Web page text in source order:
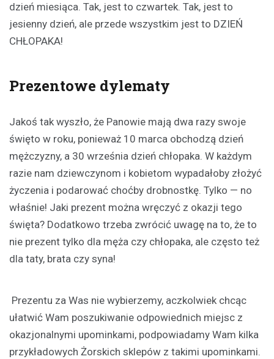
dzień miesiąca. Tak, jest to czwartek. Tak, jest to
jesienny dzień, ale przede wszystkim jest to DZIEŃ
CHŁOPAKA!
Prezentowe dylematy
Jakoś tak wyszło, że Panowie mają dwa razy swoje
święto w roku, ponieważ 10 marca obchodzą dzień
mężczyzny, a 30 września dzień chłopaka. W każdym
razie nam dziewczynom i kobietom wypadałoby złożyć
życzenia i podarować choćby drobnostkę. Tylko — no
właśnie! Jaki prezent można wręczyć z okazji tego
święta? Dodatkowo trzeba zwrócić uwagę na to, że to
nie prezent tylko dla męża czy chłopaka, ale często też
dla taty, brata czy syna!
Prezentu za Was nie wybierzemy, aczkolwiek chcąc
ułatwić Wam poszukiwanie odpowiednich miejsc z
okazjonalnymi upominkami, podpowiadamy Wam kilka
przykładowych Żorskich sklepów z takimi upominkami.